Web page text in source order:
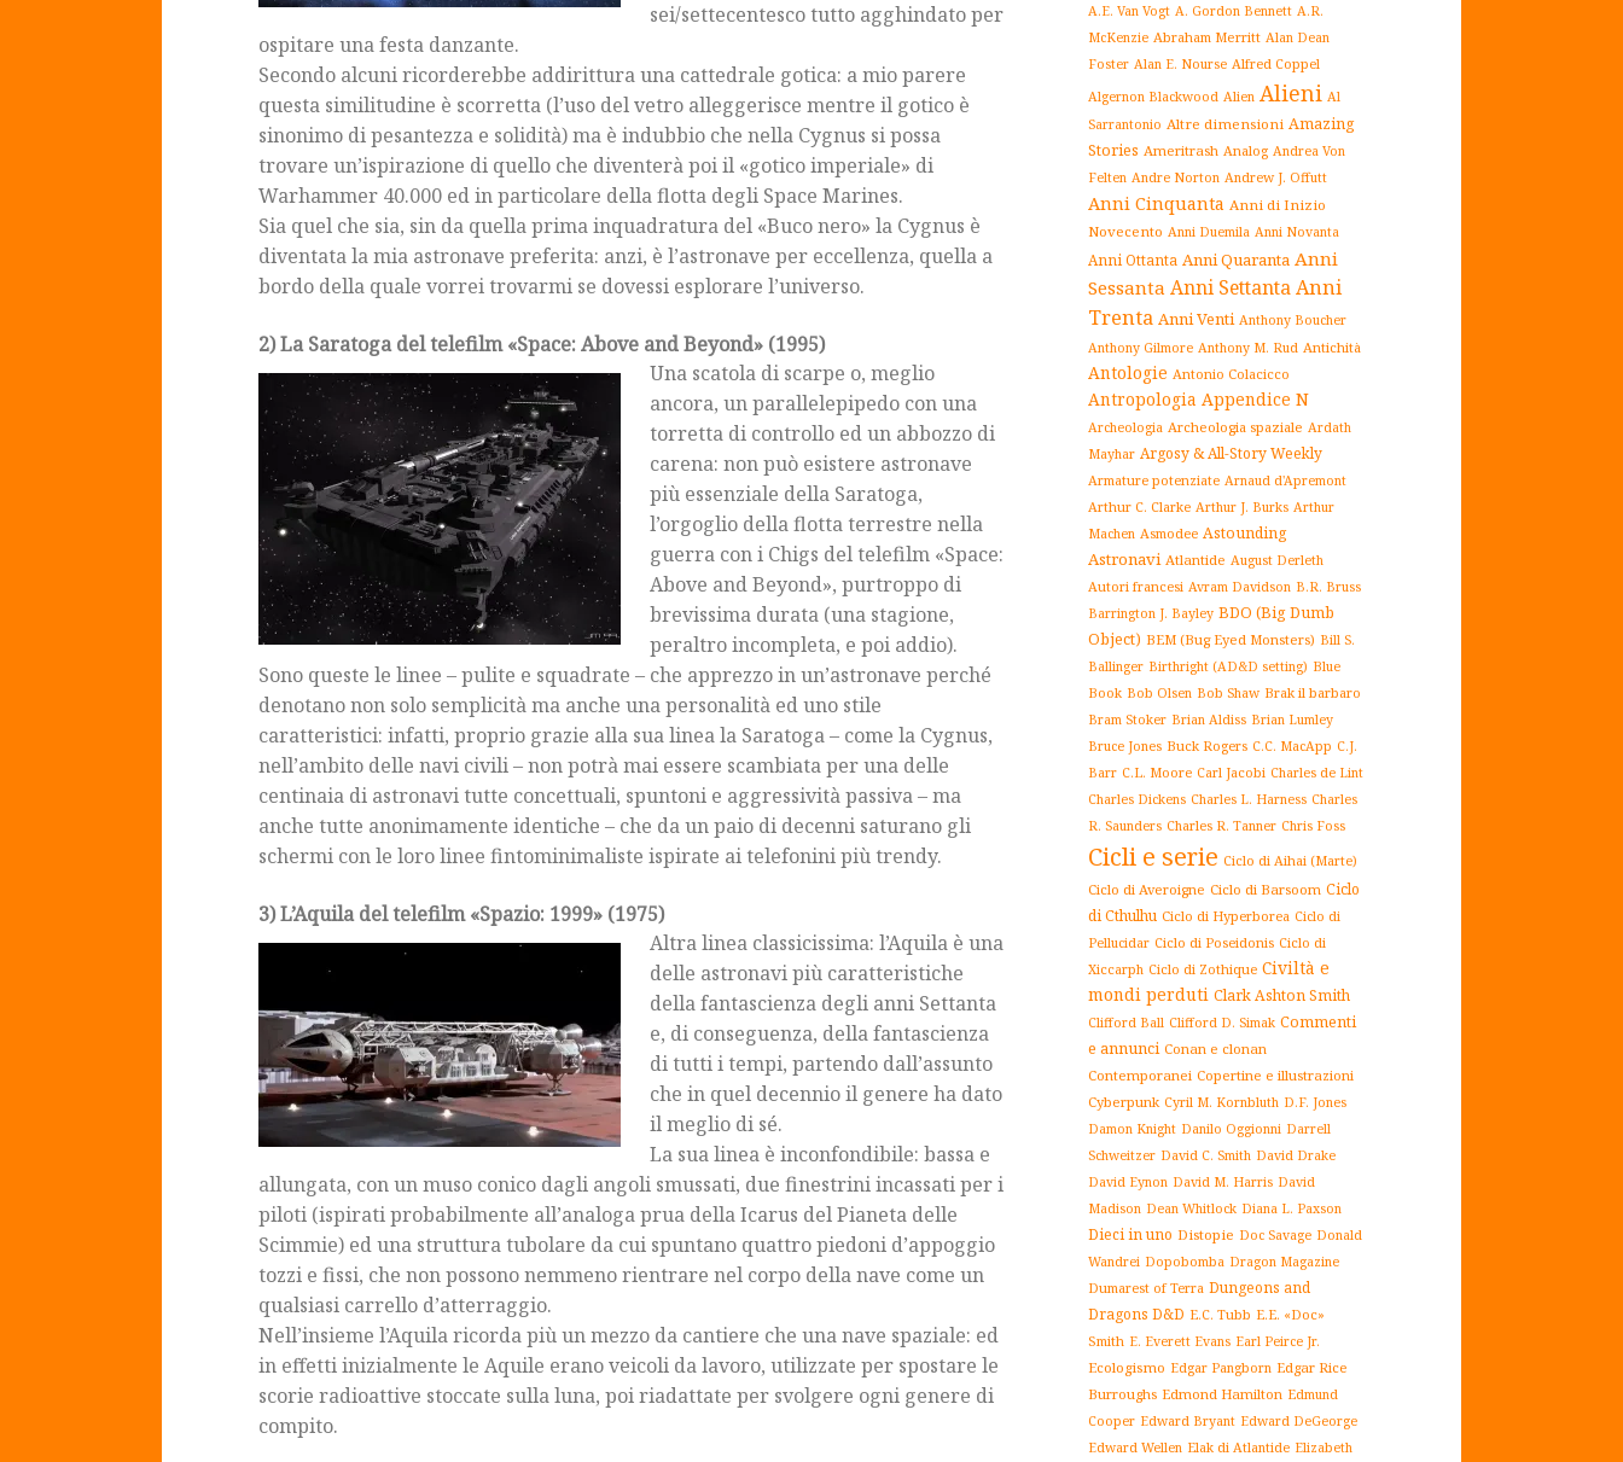
sei/settecentesco tutto agghindato per
ospitare una festa danzante.
Secondo alcuni ricorderebbe addirittura una cattedrale gotica: a mio parere
questa similitudine è scorretta (l’uso del vetro alleggerisce mentre il gotico è
sinonimo di pesantezza e solidità) ma è indubbio che nella Cygnus si possa
trovare un’ispirazione di quello che diventerà poi il «gotico imperiale» di
Warhammer 40.000 ed in particolare della flotta degli Space Marines.
Sia quel che sia, sin da quella prima inquadratura del «Buco nero» la Cygnus è
diventata la mia astronave preferita: anzi, è l’astronave per eccellenza, quella a
bordo della quale vorrei trovarmi se dovessi esplorare l’universo.
2) La Saratoga del telefilm «Space: Above and Beyond» (1995)
Una scatola di scarpe o, meglio
ancora, un parallelepipedo con una
torretta di controllo ed un abbozzo di
carena: non può esistere astronave
più essenziale della Saratoga,
l’orgoglio della flotta terrestre nella
guerra con i Chigs del telefilm «Space:
Above and Beyond», purtroppo di
brevissima durata (una stagione,
peraltro incompleta, e poi addio).
Sono queste le linee – pulite e squadrate – che apprezzo in un’astronave perché
denotano non solo semplicità ma anche una personalità ed uno stile
caratteristici: infatti, proprio grazie alla sua linea la Saratoga – come la Cygnus,
nell’ambito delle navi civili – non potrà mai essere scambiata per una delle
centinaia di astronavi tutte concettuali, spuntoni e aggressività passiva – ma
anche tutte anonimamente identiche – che da un paio di decenni saturano gli
schermi con le loro linee fintominimaliste ispirate ai telefonini più trendy.
3) L’Aquila del telefilm «Spazio: 1999» (1975)
Altra linea classicissima: l’Aquila è una
delle astronavi più caratteristiche
della fantascienza degli anni Settanta
e, di conseguenza, della fantascienza
di tutti i tempi, partendo dall’assunto
che in quel decennio il genere ha dato
il meglio di sé.
La sua linea è inconfondibile: bassa e
allungata, con un muso conico dagli angoli smussati, due finestrini incassati per i
piloti (ispirati probabilmente all’analoga prua della Icarus del Pianeta delle
Scimmie) ed una struttura tubolare da cui spuntano quattro piedoni d’appoggio
tozzi e fissi, che non possono nemmeno rientrare nel corpo della nave come un
qualsiasi carrello d’atterraggio.
Nell’insieme l’Aquila ricorda più un mezzo da cantiere che una nave spaziale: ed
in effetti inizialmente le Aquile erano veicoli da lavoro, utilizzate per spostare le
scorie radioattive stoccate sulla luna, poi riadattate per svolgere ogni genere di
compito.
A.E. Van Vogt A. Gordon Bennett A.R.
McKenzie Abraham Merritt Alan Dean
Foster Alan E. Nourse Alfred Coppel
Algernon Blackwood Alien Alieni Al
Sarrantonio Altre dimensioni Amazing
Stories Ameritrash Analog Andrea Von
Felten Andre Norton Andrew J. Offutt
Anni Cinquanta Anni di Inizio
Novecento Anni Duemila Anni Novanta
Anni Ottanta Anni Quaranta Anni
Sessanta Anni SettantaAnni
Trenta Anni Venti Anthony Boucher
Anthony Gilmore Anthony M. Rud Antichità
Antologie Antonio Colacicco
Antropologia Appendice N
Archeologia Archeologia spaziale Ardath
Mayhar Argosy & All-Story Weekly
Armature potenziate Arnaud d'Apremont
Arthur C. Clarke Arthur J. Burks Arthur
Machen Asmodee Astounding
Astronavi Atlantide August Derleth
Autori francesi Avram Davidson B.R. Bruss
Barrington J. Bayley BDO (Big Dumb
Object) BEM (Bug Eyed Monsters) Bill S.
Ballinger Birthright (AD&D setting) Blue
Book Bob Olsen Bob Shaw Brak il barbaro
Bram Stoker Brian Aldiss Brian Lumley
Bruce Jones Buck Rogers C.C. MacApp C.J.
Barr C.L. Moore Carl Jacobi Charles de Lint
Charles Dickens Charles L. Harness Charles
R. Saunders Charles R. Tanner Chris Foss
Cicli e serie Ciclo di Aihai (Marte)
Ciclo di Averoigne Ciclo di Barsoom Ciclo
di Cthulhu Ciclo di Hyperborea Ciclo di
Pellucidar Ciclo di Poseidonis Ciclo di
Xiccarph Ciclo di Zothique Civiltà e
mondi perduti Clark Ashton Smith
Clifford Ball Clifford D. Simak Commenti
e annunci Conan e clonan
Contemporanei Copertine e illustrazioni
Cyberpunk Cyril M. Kornbluth D.F. Jones
Damon Knight Danilo Oggionni Darrell
Schweitzer David C. Smith David Drake
David Eynon David M. Harris David
Madison Dean Whitlock Diana L. Paxson
Dieci in uno Distopie Doc Savage Donald
Wandrei Dopobomba Dragon Magazine
Dumarest of Terra Dungeons and
Dragons D&D E.C. Tubb E.E. «Doc»
Smith E. Everett Evans Earl Peirce Jr.
Ecologismo Edgar Pangborn Edgar Rice
Burroughs Edmond Hamilton Edmund
Cooper Edward Bryant Edward DeGeorge
Edward Wellen Elak di Atlantide Elizabeth